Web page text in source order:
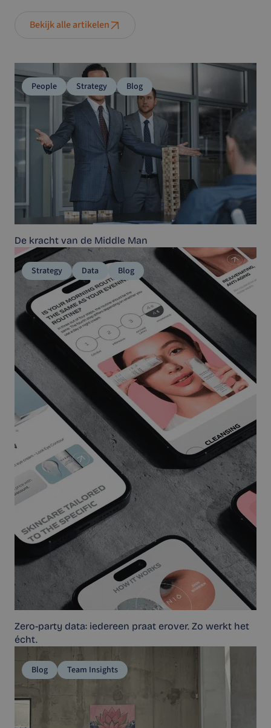
Bekijk alle artikelen
People Strategy Blog
De kracht van de Middle Man
Strategy Data Blog
Zero-party data: iedereen praat erover. Zo werkt het
écht.
Blog Team Insights